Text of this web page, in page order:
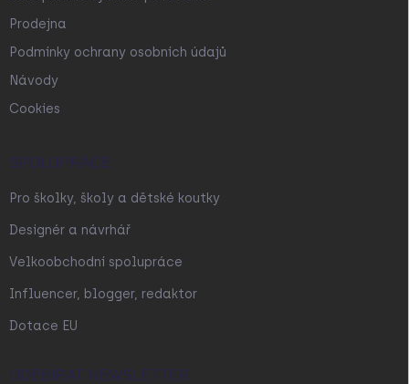
Prodejna
Podmínky ochrany osobních údajů
Návody
Cookies
SPOLUPRÁCE
Pro školky, školy a dětské koutky
Designér a návrhář
Velkoobchodní spolupráce
Influencer, blogger, redaktor
Dotace EU
ODEBÍRAT NEWSLETTER